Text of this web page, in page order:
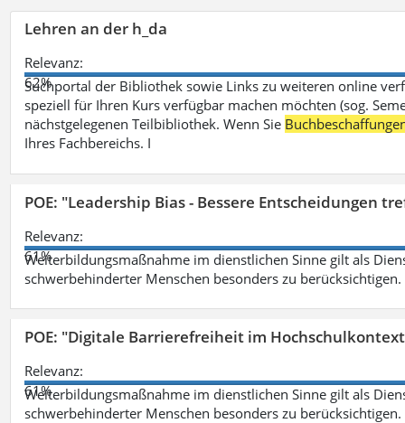
Lehren an der h_da
Relevanz:
62%
Suchportal der Bibliothek sowie Links zu weiteren online
speziell für Ihren Kurs verfügbar machen möchten (sog.
nächstgelegenen Teilbibliothek. Wenn Sie
Ihres Fachbereichs. I
POE: "Leadership Bias - Bessere Entscheidungen
Relevanz:
61%
Weiterbildungsmaßnahme im dienstlichen Sinne gilt als
schwerbehinderter Menschen besonders zu berücksichtigen.
POE: "Digitale Barrierefreiheit im
Relevanz:
61%
Weiterbildungsmaßnahme im dienstlichen Sinne gilt als
schwerbehinderter Menschen besonders zu berücksichtigen.